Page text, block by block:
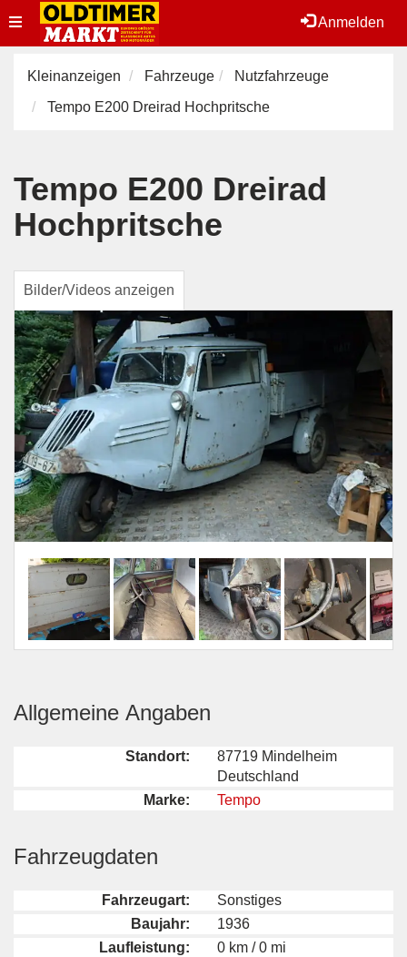
Anmelden
Toggle
navigation
Kleinanzeigen Fahrzeuge
Nutzfahrzeuge
Tempo E200 Dreirad Hochpritsche
Tempo E200 Dreirad
Hochpritsche
Bilder/Videos anzeigen
Allgemeine Angaben
Standort:
87719 Mindelheim
Deutschland
Marke:
Tempo
Fahrzeugdaten
Fahrzeugart:
Sonstiges
Baujahr:
1936
Laufleistung:
0 km / 0 mi